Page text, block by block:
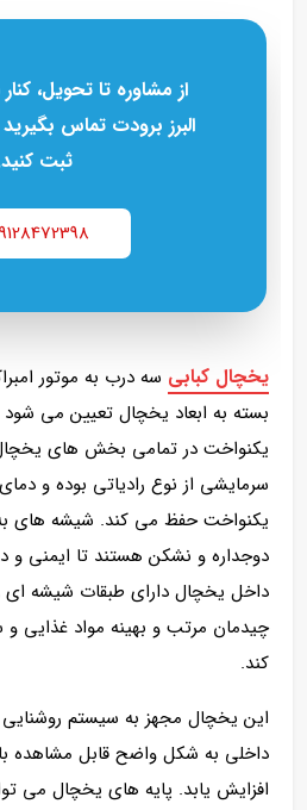
از مشاوره تا تحویل،
البرز برودت تماس
ثبت
یخچال کبابی سه درب به موتور
بسته به ابعاد یخچال تعیین می‌
یکنواخت در تمامی بخش‌ های
سرمایشی از نوع رادیاتی بوده و
یکنواخت حفظ می‌ کند. شیشه‌ های به‌
دوجداره و نشکن هستند تا ایمنی و
داخل یخچال دارای طبقات شیشه‌
چیدمان مرتب و بهینه مواد غذایی
کند.
داخلی به شکل واضح قابل مشاهده
افزایش یابد. پایه‌ های یخچال می‌